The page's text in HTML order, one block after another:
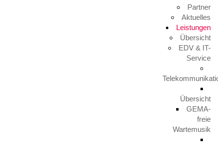
Partner
Aktuelles
Leistungen
Übersicht
EDV & IT-
Service
Übersicht
GEMA-
freie
Wartemusik